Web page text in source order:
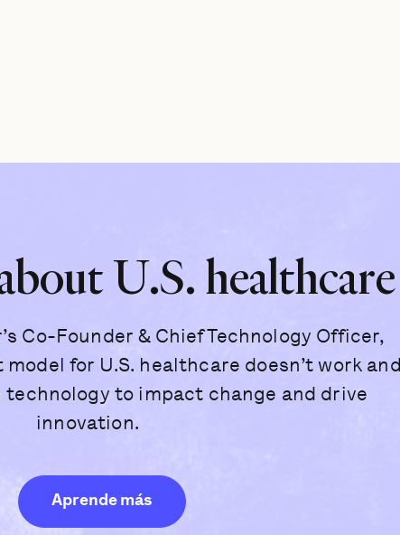
U.S. healthcare
Co-Founder & Chief Technology Officer,
for U.S. healthcare doesn’t work and
technology to impact change and drive
innovation.
Aprende más